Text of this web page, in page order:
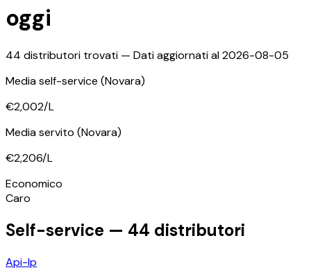
oggi
44 distributori trovati — Dati aggiornati al2026-08-05
Media self-service (Novara)
€2,002/L
Media servito (Novara)
€2,206/L
Economico
Caro
Self-service — 44 distributori
Api-Ip